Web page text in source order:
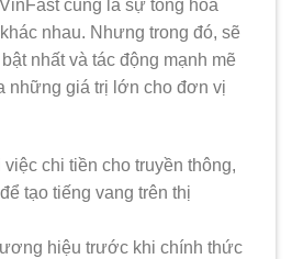
cũng là sự tổng hòa
nhau. Nhưng trong đó, sẽ
nhất và tác động mạnh mẽ
những giá trị lớn cho đơn vị
chi tiền cho truyền thông,
tạo tiếng vang trên thị
hiệu trước khi chính thức